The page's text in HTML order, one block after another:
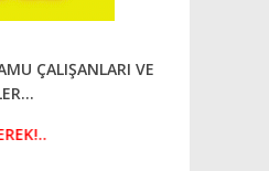
ÇALIŞANLARI VE